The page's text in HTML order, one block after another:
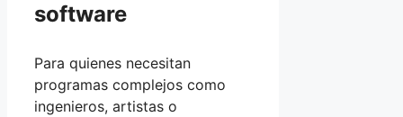
software
Para quienes necesitan
programas complejos como
ingenieros, artistas o